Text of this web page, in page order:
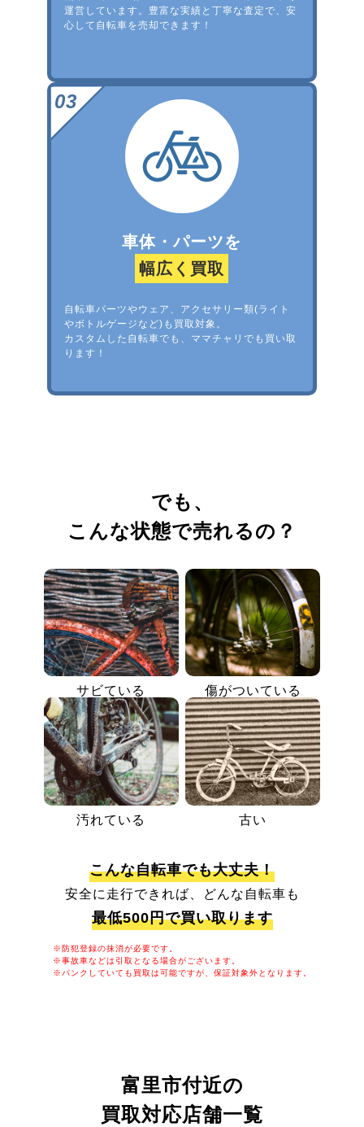
運営しています。豊富な実績と丁寧な査定で、安
心して自転車を売却できます！
車体・パーツを
幅広く買取
自転車パーツやウェア、アクセサリー類(ライト
やボトルゲージなど)も買取対象。
カスタムした自転車でも、ママチャリでも買い取
ります！
でも、
こんな状態で売れるの？
サビている 傷がついている
汚れている 古い
こんな自転車でも大丈夫！
安全に走行できれば、どんな自転車も
最低500円で買い取ります
※防犯登録の抹消が必要です。
※事故車などは引取となる場合がございます。
※パンクしていても買取は可能ですが、保証対象外となります。
富里市付近の
買取対応店舗一覧